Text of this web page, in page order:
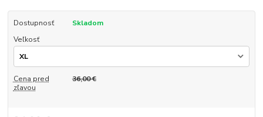
Dostupnosť
Skladom
Veľkosť
Cena pred
zľavou
36,00 €